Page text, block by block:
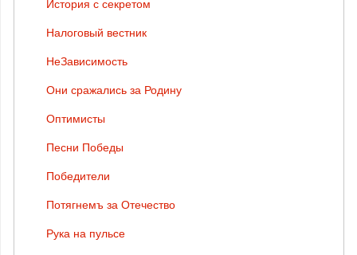
История с секретом
Налоговый вестник
НеЗависимость
Они сражались за Родину
Оптимисты
Песни Победы
Победители
Потягнемъ за Отечество
Рука на пульсе